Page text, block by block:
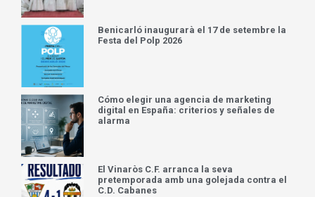
Benicarló inaugurarà el 17 de setembre la
Festa del Polp 2026
Cómo elegir una agencia de marketing
digital en España: criterios y señales de
alarma
El Vinaròs C.F. arranca la seva
pretemporada amb una golejada contra el
C.D. Cabanes